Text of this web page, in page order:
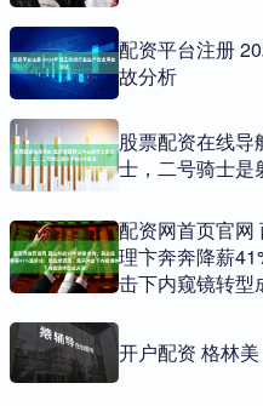
配资平台注册
故分析
股票配资在线导
士，二号骑士是
配资网首页官网
理卞奔奔降薪
击下内窥镜转型
开户配资 格林